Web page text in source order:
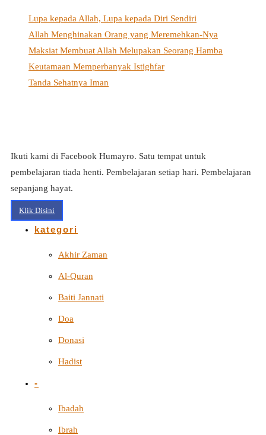
Lupa kepada Allah, Lupa kepada Diri Sendiri
Allah Menghinakan Orang yang Meremehkan-Nya
Maksiat Membuat Allah Melupakan Seorang Hamba
Keutamaan Memperbanyak Istighfar
Tanda Sehatnya Iman
Ikuti kami di Facebook Humayro. Satu tempat untuk
pembelajaran tiada henti. Pembelajaran setiap hari. Pembelajaran
sepanjang hayat.
Klik Disini
kategori
Akhir Zaman
Al-Quran
Baiti Jannati
Doa
Donasi
Hadist
-
Ibadah
Ibrah